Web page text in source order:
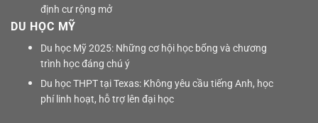
định cư rộng mở
DU HỌC MỸ
Du học Mỹ 2025: Những cơ hội học bổng và chương
trình học đáng chú ý
Du học THPT tại Texas: Không yêu cầu tiếng Anh, học
phí linh hoạt, hỗ trợ lên đại học